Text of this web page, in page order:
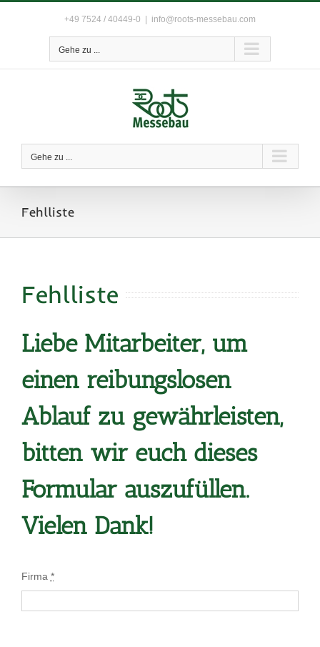
+49 7524 / 40449-0 info@roots-messebau.com
Gehe zu ...
Gehe zu ...
Fehlliste
Fehlliste
Liebe Mitarbeiter, um
einen reibungslosen
Ablauf zu gewährleisten,
bitten wir euch dieses
Formular auszufüllen.
Vielen Dank!
Firma *